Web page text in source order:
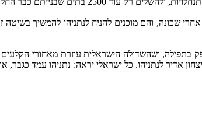
שכונה, והם מוכנים להניח לנתניהו להמשיך
בתפילה, ושהשדולה הישראלית עוזרת מאחורי
אדיר לנתניהו. כל ישראלי יראה: נתניהו עמד